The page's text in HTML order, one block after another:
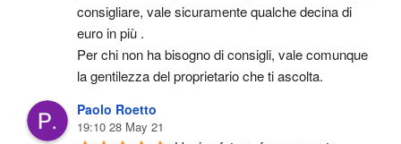
consigliare, vale sicuramente qualche decina di
euro in più .
Per chi non ha bisogno di consigli, vale comunque
la gentilezza del proprietario che ti ascolta.
Paolo Roetto
19:10 28 May 21